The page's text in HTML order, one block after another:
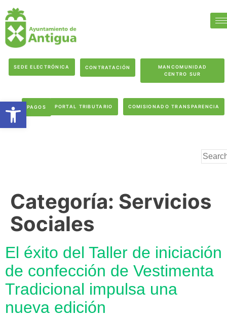
SEDE ELECTRÓNICA CONTRATACIÓN
MANCOMUNIDAD
CENTRO SUR
PAGOS PORTAL TRIBUTARIO COMISIONADO TRANSPARENCIA
Categoría: Servicios
Sociales
El éxito del Taller de iniciación
de confección de Vestimenta
Tradicional impulsa una
nueva edición
Abrir barra de herramientas